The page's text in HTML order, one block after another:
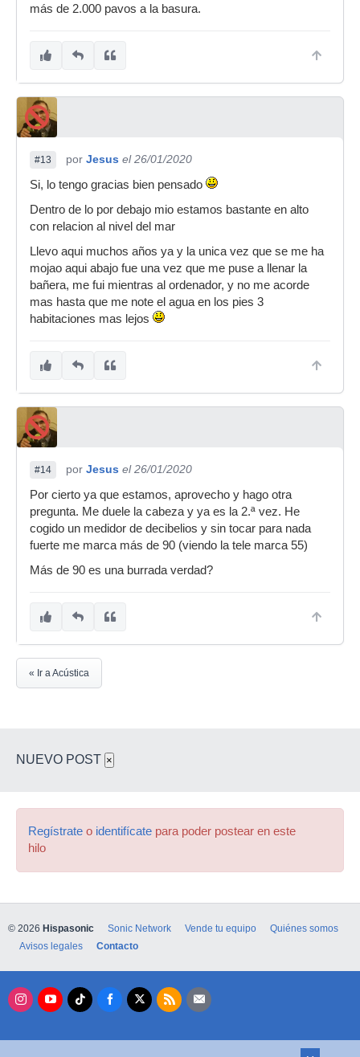
más de 2.000 pavos a la basura.
#13 por Jesus el 26/01/2020
Si, lo tengo gracias bien pensado
Dentro de lo por debajo mio estamos bastante en alto
con relacion al nivel del mar
Llevo aqui muchos años ya y la unica vez que se me ha
mojao aqui abajo fue una vez que me puse a llenar la
bañera, me fui mientras al ordenador, y no me acorde
mas hasta que me note el agua en los pies 3
habitaciones mas lejos
#14 por Jesus el 26/01/2020
Por cierto ya que estamos, aprovecho y hago otra
pregunta. Me duele la cabeza y ya es la 2.ª vez. He
cogido un medidor de decibelios y sin tocar para nada
fuerte me marca más de 90 (viendo la tele marca 55)
Más de 90 es una burrada verdad?
« Ir a Acústica
NUEVO POST ×
Regístrate o identifícate para poder postear en este
hilo
© 2026 Hispasonic Sonic Network Vende tu equipo
Quiénes somos
Avisos legales
Contacto